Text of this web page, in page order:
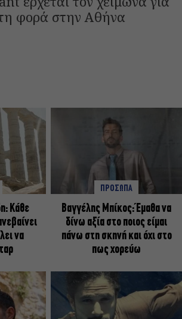
φορά στην Αθήνα
Κάθε
να
ΠΡΟΣΩΠΑ
Βαγγέλης Μπίκος: Έμαθα να
δίνω αξία στο ποιος είμαι
πάνω στη σκηνή και όχι στο
πως χορεύω